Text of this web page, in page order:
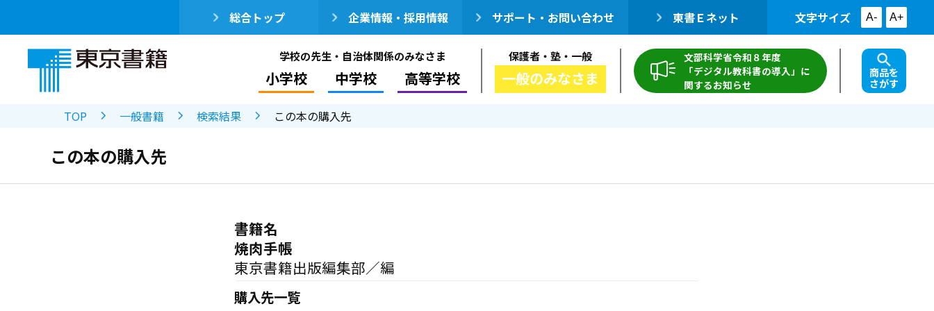
総合トップ 企業情報・採用情報 サポート・お問い合わせ 東書Ｅネット 文字サイズ A- A+
学校の先生・自治体関係のみなさま
小学校 中学校 高等学校
保護者・塾・一般
一般のみなさま
文部科学省令和８年度
「デジタル教科書の導入」に
関するお知らせ
商品を
さがす
TOP 一般書籍 検索結果 この本の購入先
この本の購入先
書籍名
焼肉手帳
東京書籍出版編集部／編
購入先一覧